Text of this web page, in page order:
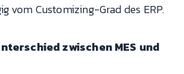
vom Customizing-Grad des ERP.
zwischen MES und